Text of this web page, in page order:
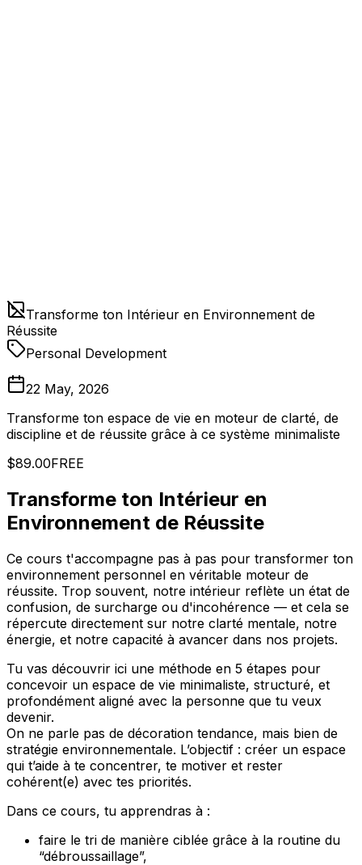
Transforme ton Intérieur en Environnement de
Réussite
Personal Development
22 May, 2026
Transforme ton espace de vie en moteur de clarté, de
discipline et de réussite grâce à ce système minimaliste
$89.00FREE
Transforme ton Intérieur en
Environnement de Réussite
Ce cours t'accompagne pas à pas pour transformer ton
environnement personnel en véritable moteur de
réussite. Trop souvent, notre intérieur reflète un état de
confusion, de surcharge ou d'incohérence — et cela se
répercute directement sur notre clarté mentale, notre
énergie, et notre capacité à avancer dans nos projets.
Tu vas découvrir ici une méthode en 5 étapes pour
concevoir un espace de vie minimaliste, structuré, et
profondément aligné avec la personne que tu veux
devenir.
On ne parle pas de décoration tendance, mais bien de
stratégie environnementale. L’objectif : créer un espace
qui t’aide à te concentrer, te motiver et rester
cohérent(e) avec tes priorités.
Dans ce cours, tu apprendras à :
faire le tri de manière ciblée grâce à la routine du
“débroussaillage”,